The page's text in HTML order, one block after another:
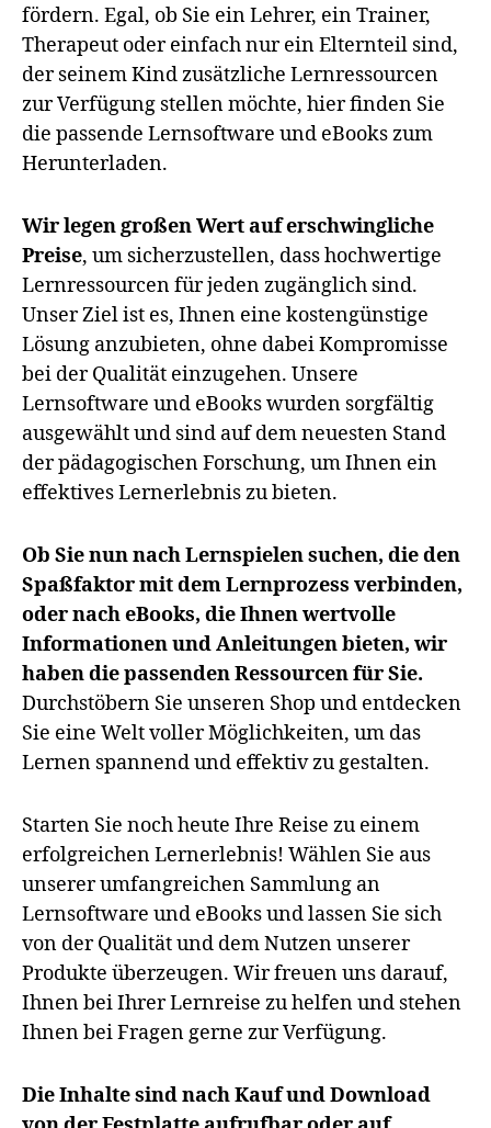
fördern. Egal, ob Sie ein Lehrer, ein Trainer,
Therapeut oder einfach nur ein Elternteil sind,
der seinem Kind zusätzliche Lernressourcen
zur Verfügung stellen möchte, hier finden Sie
die passende Lernsoftware und eBooks zum
Herunterladen.
Wir legen großen Wert auf erschwingliche
Preise, um sicherzustellen, dass hochwertige
Lernressourcen für jeden zugänglich sind.
Unser Ziel ist es, Ihnen eine kostengünstige
Lösung anzubieten, ohne dabei Kompromisse
bei der Qualität einzugehen. Unsere
Lernsoftware und eBooks wurden sorgfältig
ausgewählt und sind auf dem neuesten Stand
der pädagogischen Forschung, um Ihnen ein
effektives Lernerlebnis zu bieten.
Ob Sie nun nach Lernspielen suchen, die den
Spaßfaktor mit dem Lernprozess verbinden,
oder nach eBooks, die Ihnen wertvolle
Informationen und Anleitungen bieten, wir
haben die passenden Ressourcen für Sie.
Durchstöbern Sie unseren Shop und entdecken
Sie eine Welt voller Möglichkeiten, um das
Lernen spannend und effektiv zu gestalten.
Starten Sie noch heute Ihre Reise zu einem
erfolgreichen Lernerlebnis! Wählen Sie aus
unserer umfangreichen Sammlung an
Lernsoftware und eBooks und lassen Sie sich
von der Qualität und dem Nutzen unserer
Produkte überzeugen. Wir freuen uns darauf,
Ihnen bei Ihrer Lernreise zu helfen und stehen
Ihnen bei Fragen gerne zur Verfügung.
Die Inhalte sind nach Kauf und Download